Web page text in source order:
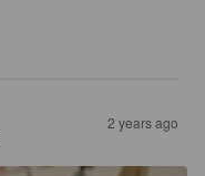
2 years ago